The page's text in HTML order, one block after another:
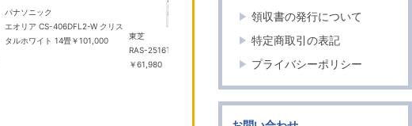
パナソニック
エオリア CS-406DFL2-W クリス
タルホワイト 14畳￥101,000
東芝
RAS-2516T(W) 8畳 エアコン
￥61,980
パイオニア
ク 13.3V 型フルHD フリップダウ
領収書の発行について
特定商取引の表記
プライバシーポリシー